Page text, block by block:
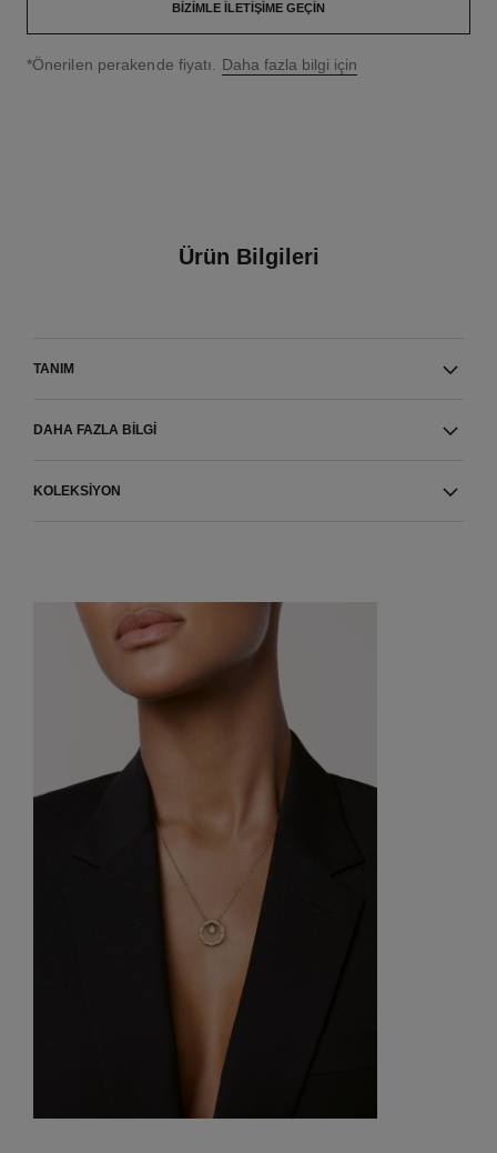
BIZIMLE İLETIŞIME GEÇIN
↩
*Önerilen perakende fiyatı. Daha fazla bilgi için
Ürün Bilgileri
TANIM
DAHA FAZLA BILGI
KOLEKSIYON